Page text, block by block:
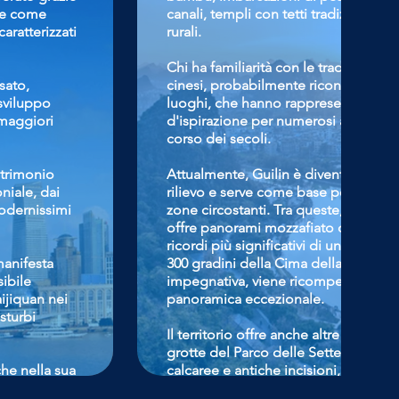
come
dai
nei
nella sua
canali, templi con tetti tradizionali e
rurali.
Chi ha familiarità con le tradizionali
cinesi, probabilmente riconoscerà
luoghi, che hanno rappresentato
d'ispirazione per numerosi artisti,
corso dei secoli.
Attualmente, Guilin è diventata una
rilievo e serve come base per
zone circostanti. Tra queste, la
offre panorami mozzafiato che
ricordi più significativi di un viaggio
300 gradini della Cima della
impegnativa, viene ricompensata da
panoramica eccezionale.
Il territorio offre anche altre
grotte del Parco delle Sette Stalle,
calcaree e antiche incisioni, e la